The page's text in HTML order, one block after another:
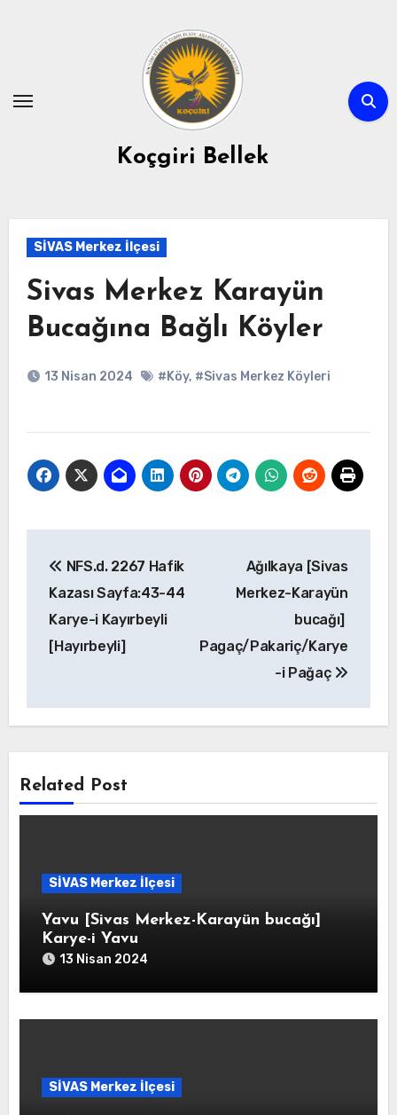
Koçgiri Bellek
SİVAS Merkez İlçesi
Sivas Merkez Karayün
Bucağına Bağlı Köyler
13 Nisan 2024 #Köy, #Sivas Merkez Köyleri
gezinmesi
NFS.d. 2267 Hafik
Kazası Sayfa:43-44
Karye-i Kayırbeyli
[Hayırbeyli]
Ağılkaya [Sivas
Merkez-Karayün
bucağı]
Pagaç/Pakariç/Karye
-i Pağaç
Related Post
SİVAS Merkez İlçesi
Yavu [Sivas Merkez-Karayün bucağı]
Karye-i Yavu
13 Nisan 2024
SİVAS Merkez İlçesi